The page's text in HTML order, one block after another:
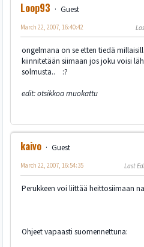
Loop93 Guest
March 22, 2007, 16:40:42
ongelmana on se etten tiedä
kiinnitetään siimaan jos joku voisi
solmusta.. :?
edit: otsikkoa muokattu
kaivo
Guest
March 22, 2007, 16:54:35 Last
Perukkeen voi liittää heittosiimaan
Ohjeet vapaasti suomennettuna: